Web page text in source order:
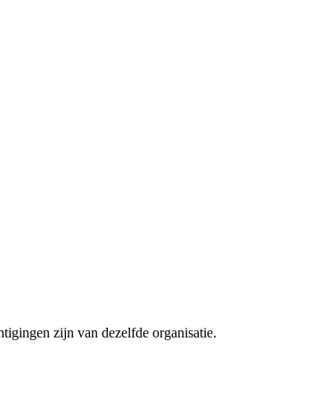
zijn van dezelfde organisatie.